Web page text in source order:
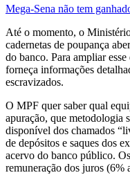
Mega-Sena não tem
Até o momento, o
cadernetas de poupança
do banco. Para ampliar
forneça informações
escravizados.
O MPF quer saber qual
apuração, que metodologia
disponível dos chamados
de depósitos e saques dos
acervo do banco público.
remuneração dos juros (6%